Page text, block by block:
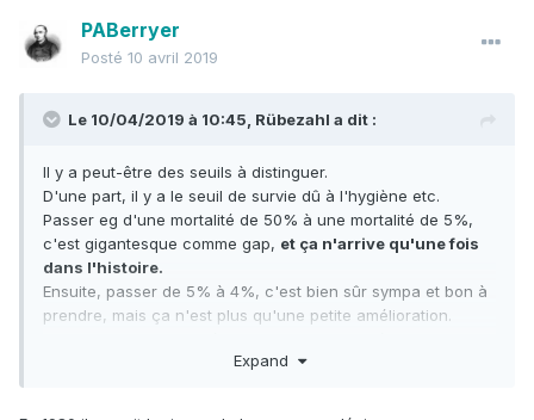
PABerryer
Posté 10 avril 2019
Le 10/04/2019 à 10:45, Rübezahl a dit :
Il y a peut-être des seuils à distinguer.
D'une part, il y a le seuil de survie dû à l'hygiène etc.
Passer eg d'une mortalité de 50% à une mortalité de 5%,
c'est gigantesque comme gap, et ça n'arrive qu'une fois
dans l'histoire.
Ensuite, passer de 5% à 4%, c'est bien sûr sympa et bon à
prendre, mais ça n'est plus qu'une petite amélioration.
(d'une génération à la suivante) sont derrière nous.
Expand